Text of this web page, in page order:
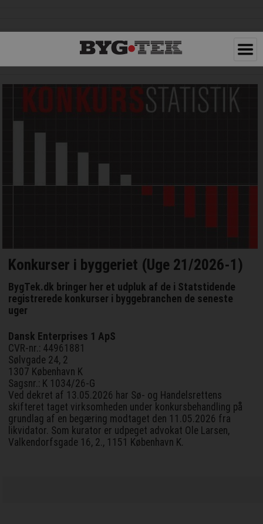
Konkurser i byggeriet (Uge 21/2026-1)
BygTek.dk bringer her et udpluk af de i Statstidende
registrerede konkurser i byggebranchen de seneste
uger
Dansk Enterprises 1 ApS
CVR-nr.: 44961881
Sølvgade 24, 2
1307 København K
Sagsnr.: K 1034/26-G
Ved dekret af 13.05.2026 har Sø- og Handelsrettens
skifteret taget virksomheden under konkursbehandling på
grundlag af en begæring modtaget den 11.05.2026 fra
likvidator. Som kurator er udpeget advokat Ole Larsen,
Valkendorfsgade 16, 2., 1151 København K.